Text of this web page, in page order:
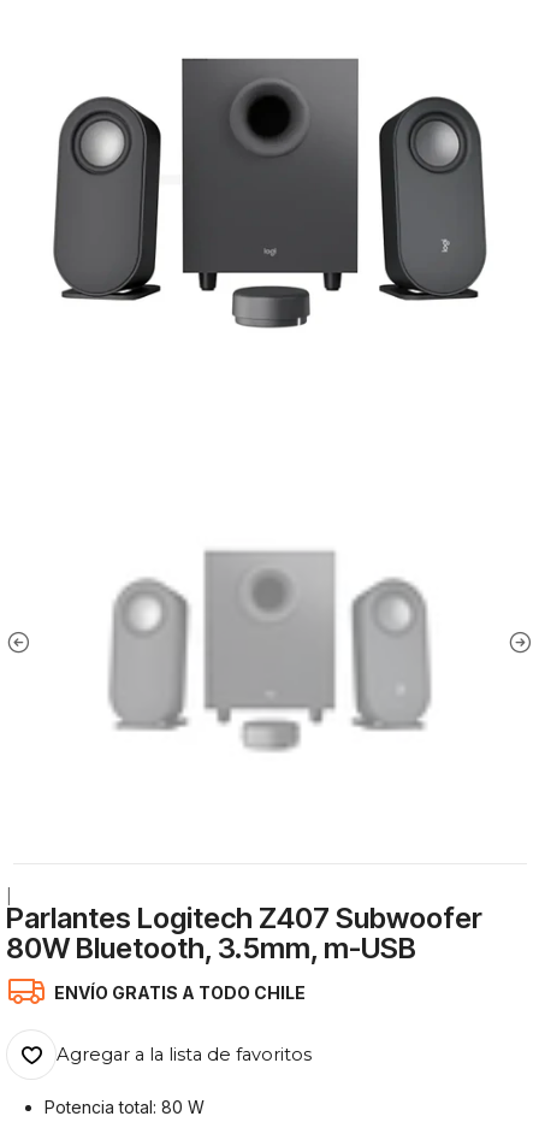
Parlantes Logitech Z407 Subwoofer
80W Bluetooth, 3.5mm, m-USB
ENVÍO GRATIS A TODO CHILE
Agregar a la lista de favoritos
Potencia total: 80 W